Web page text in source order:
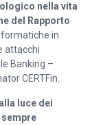
nella vita
del Rapporto
in
attacchi
Banking –
CERTFin.
luce dei